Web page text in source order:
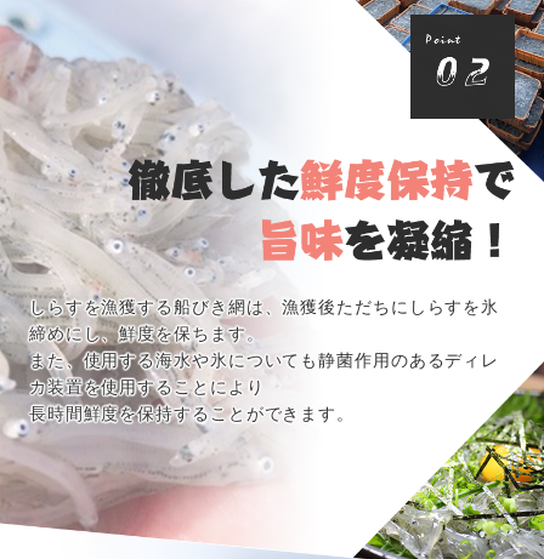
しらすを漁獲する船びき網は、漁獲後ただちにしらすを氷
締めにし、鮮度を保ちます。
また、使用する海水や氷についても静菌作用のあるディレ
カ装置を使用することにより
長時間鮮度を保持することができます。